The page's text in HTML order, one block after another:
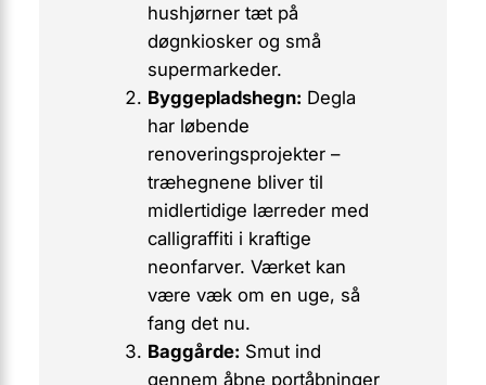
hushjørner tæt på
døgnkiosker og små
supermarkeder.
Byggepladshegn: Degla
har løbende
renoveringsprojekter –
træhegnene bliver til
midlertidige lærreder med
calligraffiti i kraftige
neonfarver. Værket kan
være væk om en uge, så
fang det nu.
Baggårde: Smut ind
gennem åbne portåbninger